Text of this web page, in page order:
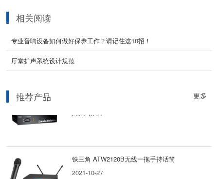
相关阅读
专业音响设备如何做好保养工作？请记住这10招！
厅堂扩声系统设计规范
更多
推荐产品
铁三角 ATW-A49 UHF 宽频天线
2021-10-27
铁三角 ATW2120B无线一拖手持话筒
2021-10-27